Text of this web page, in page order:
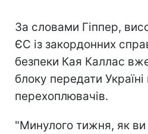
За словами Гіппер,
ЄС із закордонних
безпеки Кая Каллас
блоку передати
перехоплювачів.
"Минулого тижня, як ви